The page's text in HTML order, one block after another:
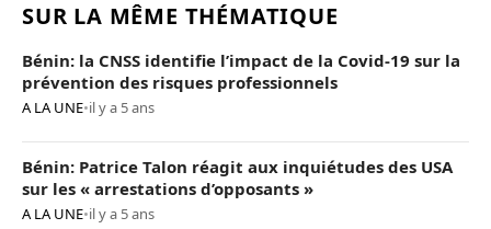
SUR LA MÊME THÉMATIQUE
Bénin: la CNSS identifie l’impact de la Covid-19 sur la
prévention des risques professionnels
A LA UNE•il y a 5 ans
Bénin: Patrice Talon réagit aux inquiétudes des USA
sur les « arrestations d’opposants »
A LA UNE•il y a 5 ans